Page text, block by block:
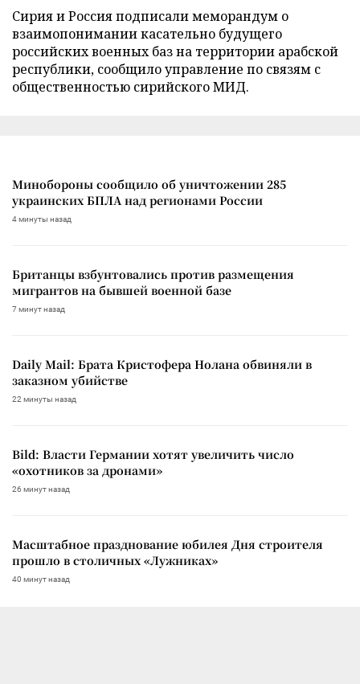
Сирия и Россия подписали меморандум о
взаимопонимании касательно будущего
российских военных баз на территории арабской
республики, сообщило управление по связям с
общественностью сирийского МИД.
Минобороны сообщило об уничтожении 285
украинских БПЛА над регионами России
4 минуты назад
Британцы взбунтовались против размещения
мигрантов на бывшей военной базе
7 минут назад
Daily Mail: Брата Кристофера Нолана обвиняли в
заказном убийстве
22 минуты назад
Bild: Власти Германии хотят увеличить число
«охотников за дронами»
26 минут назад
Масштабное празднование юбилея Дня строителя
прошло в столичных «Лужниках»
40 минут назад